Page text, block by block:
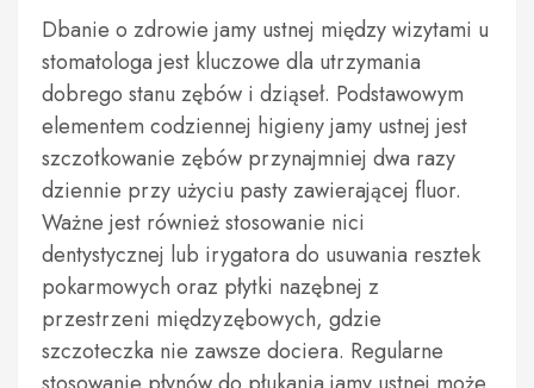
Dbanie o zdrowie jamy ustnej między wizytami u
stomatologa jest kluczowe dla utrzymania
dobrego stanu zębów i dziąseł. Podstawowym
elementem codziennej higieny jamy ustnej jest
szczotkowanie zębów przynajmniej dwa razy
dziennie przy użyciu pasty zawierającej fluor.
Ważne jest również stosowanie nici
dentystycznej lub irygatora do usuwania resztek
pokarmowych oraz płytki nazębnej z
przestrzeni międzyzębowych, gdzie
szczoteczka nie zawsze dociera. Regularne